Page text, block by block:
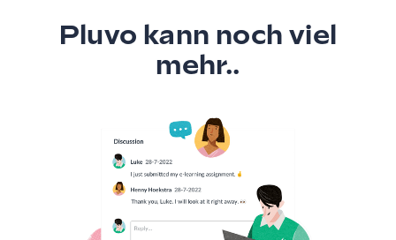
Pluvo kann noch viel
mehr..